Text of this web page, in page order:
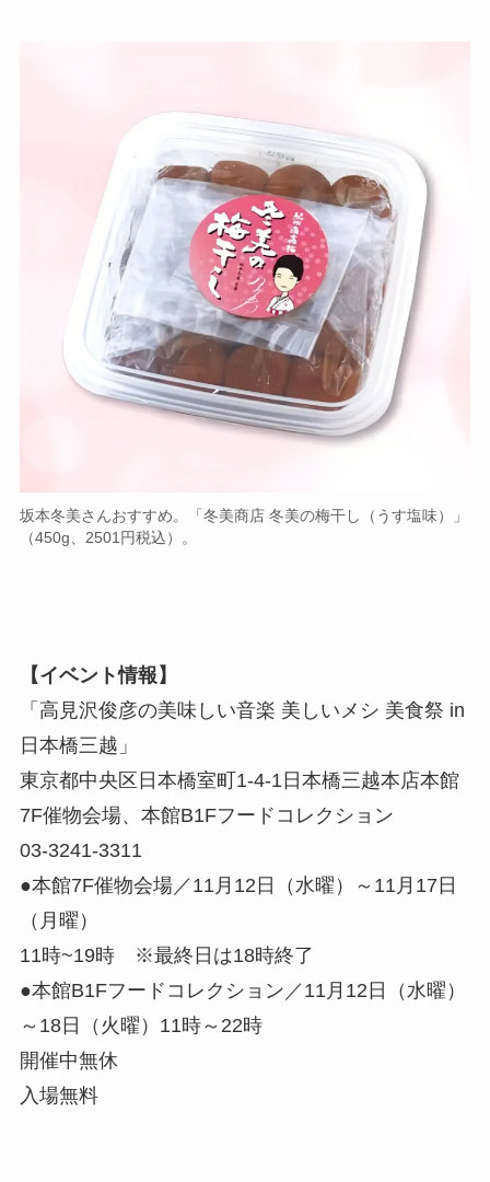
坂本冬美さんおすすめ。「冬美商店 冬美の梅干し（うす塩味）」
（450g、2501円税込）。
【イベント情報】
「高見沢俊彦の美味しい音楽 美しいメシ 美食祭 in
日本橋三越」
東京都中央区日本橋室町1-4-1日本橋三越本店本館
7F催物会場、本館B1Fフードコレクション
03-3241-3311
●本館7F催物会場／11月12日（水曜）～11月17日
（月曜）
11時~19時 ※最終日は18時終了
●本館B1Fフードコレクション／11月12日（水曜）
～18日（火曜）11時～22時
開催中無休
入場無料